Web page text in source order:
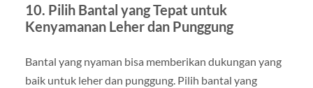
10. Pilih Bantal yang Tepat untuk
Kenyamanan Leher dan Punggung
Bantal yang nyaman bisa memberikan dukungan yang
baik untuk leher dan punggung. Pilih bantal yang